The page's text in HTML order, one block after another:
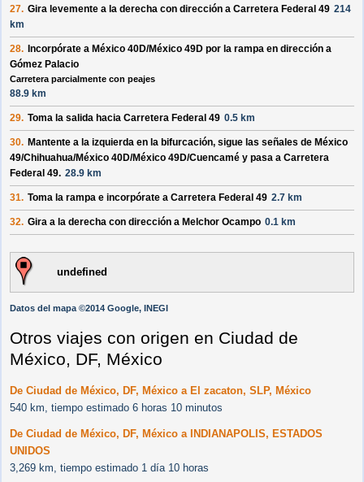
27. Gira levemente a la derecha con dirección a Carretera Federal 49 214
km
28. Incorpórate a México 40D/México 49D por la rampa en dirección a
Gómez Palacio
Carretera parcialmente con peajes
88.9 km
29. Toma la salida hacia Carretera Federal 49 0.5 km
30. Mantente a la izquierda en la bifurcación, sigue las señales de México
49/Chihuahua/México 40D/México 49D/Cuencamé y pasa a Carretera
Federal 49. 28.9 km
31. Toma la rampa e incorpórate a Carretera Federal 49 2.7 km
32. Gira a la derecha con dirección a Melchor Ocampo 0.1 km
undefined
Datos del mapa ©2014 Google, INEGI
Otros viajes con origen en Ciudad de
México, DF, México
De Ciudad de México, DF, México a El zacaton, SLP, México
540 km, tiempo estimado 6 horas 10 minutos
De Ciudad de México, DF, México a INDIANAPOLIS, ESTADOS
UNIDOS
3,269 km, tiempo estimado 1 día 10 horas